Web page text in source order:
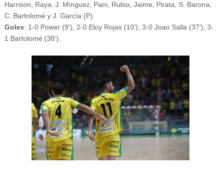
Harrison, Raya, J. Mínguez, Pani, Rubio, Jaime, Pirata, S. Barona,
C. Bartolomé y J. García (P).
Goles: 1-0 Power (9’), 2-0 Eloy Rojas (10’), 3-0 Joao Salla (37’), 3-
1 Bartolomé (38’).